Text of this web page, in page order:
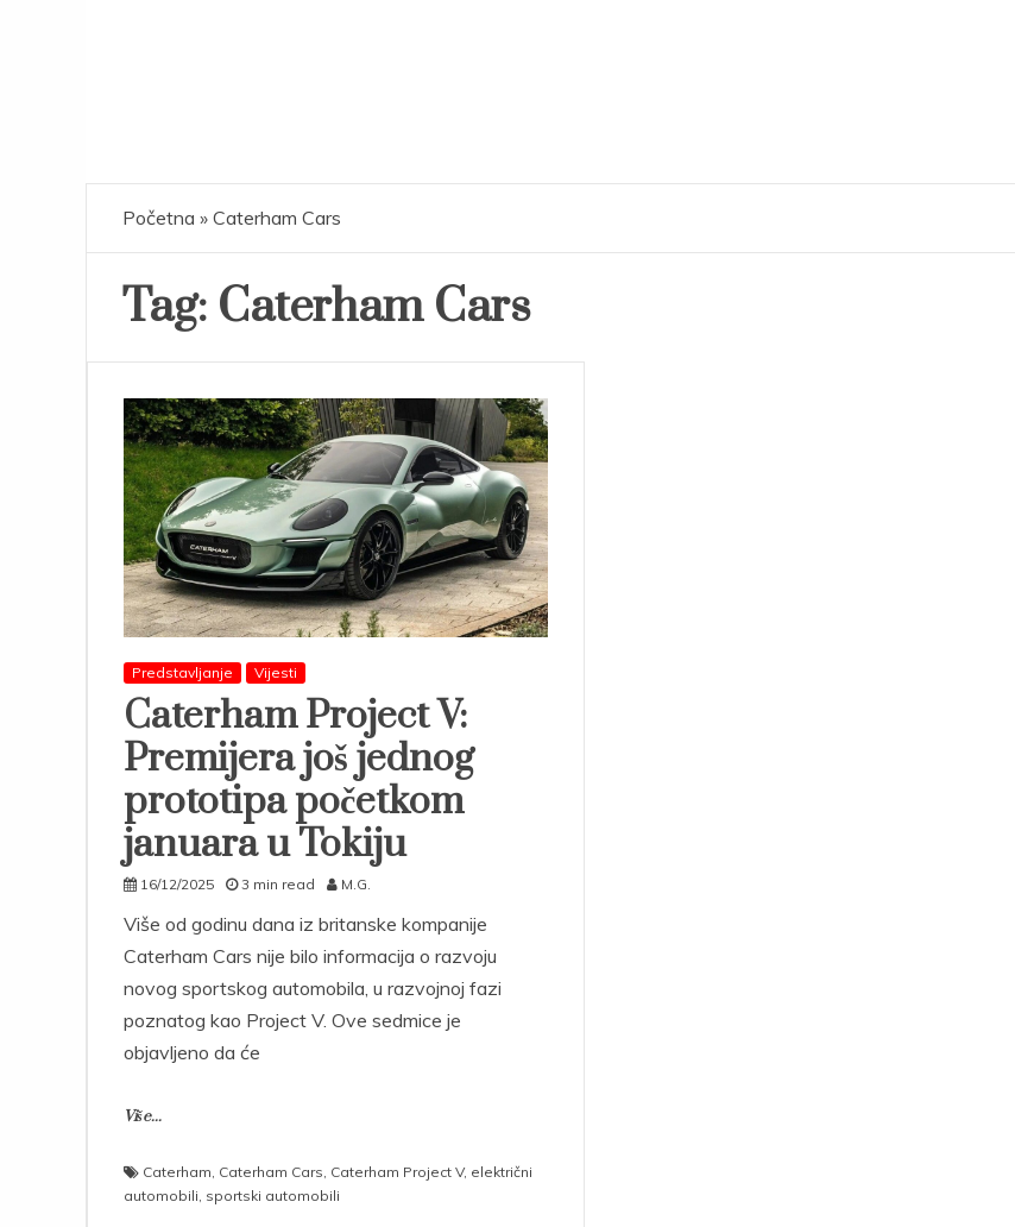
Početna » Caterham Cars
Tag: Caterham Cars
Predstavljanje Vijesti
Caterham Project V:
Premijera još jednog
prototipa početkom
januara u Tokiju
16/12/2025 3 min read M.G.
Više od godinu dana iz britanske kompanije
Caterham Cars nije bilo informacija o razvoju
novog sportskog automobila, u razvojnoj fazi
poznatog kao Project V. Ove sedmice je
objavljeno da će
Više...
Caterham Caterham Cars Caterham Project V, električni
automobili sportski automobili